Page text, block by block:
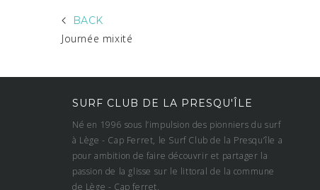
BACK
Journée mixité
SURF CLUB DE LA PRESQU'ÎLE
Né en 1996 sous l’impulsion des pionniers du surf
à Lège - Cap Ferret, le Surf Club de la Presqu’île a
pour ambition de faire découvrir et partager la
passion de la glisse sur le littoral de la commune
de Lège - Cap ferret.